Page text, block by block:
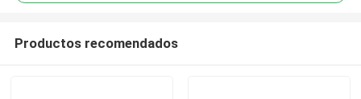
Productos recomendados